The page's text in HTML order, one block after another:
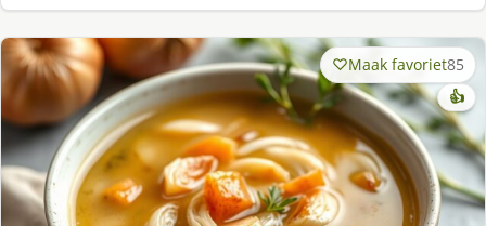
Maak favoriet85
👍